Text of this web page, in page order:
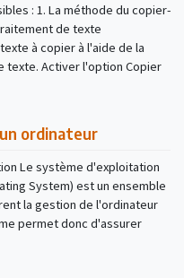
: 1. La méthode du copier-
de texte
à copier à l'aide de la
texte. Activer l'option Copier
ordinateur
Le système d'exploitation
System) est un ensemble
la gestion de l'ordinateur
permet donc d'assurer